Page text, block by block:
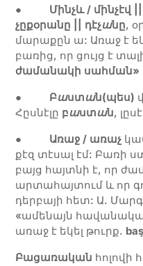
● Մինչև / մինչէվ
չըքօրանը
|| դէչանը,
մարաքըն ա: Առաջ է
բառից, որ ցույց է
ժամանակի սահման»
● Բաստան(պես)
Հըսնէլը բաստան,
● Առաջ / առաչ
քէզ տէսալ էմ: Բառի
բայց հայտնի է, որ
արտահայտում և որ
դերբայի հետ: Ա.
«ամենայն
առաջ է եկել թուրք.
Բացառական հոլովի